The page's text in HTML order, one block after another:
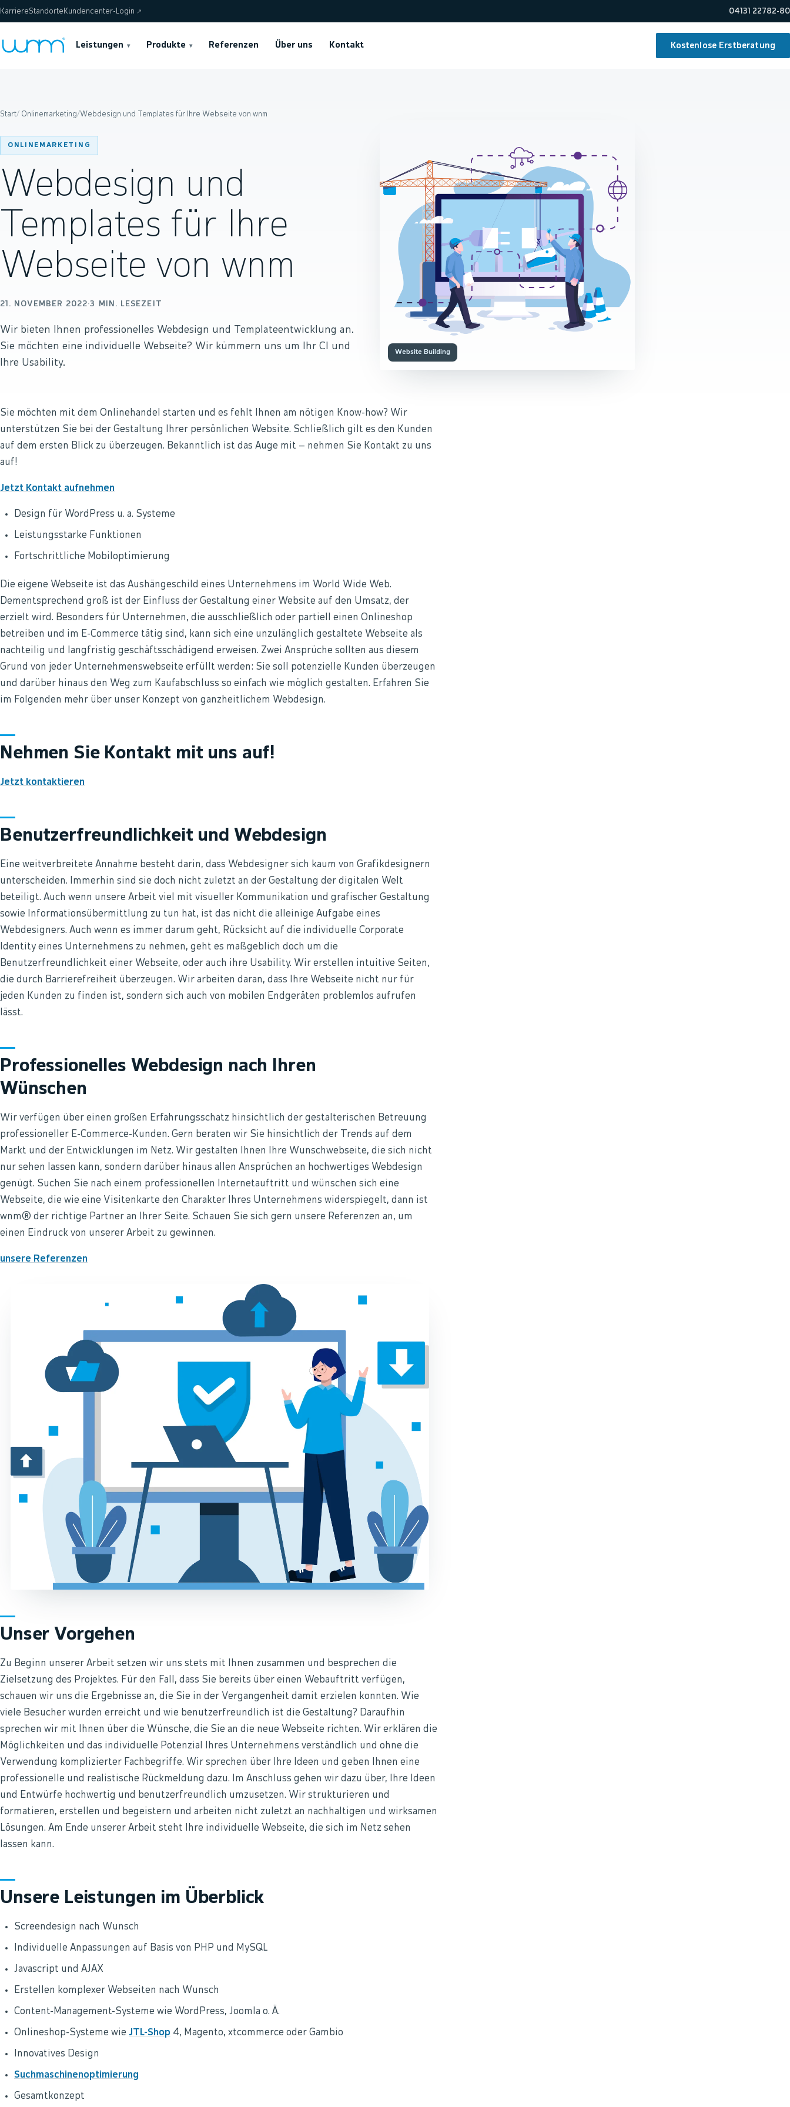
KarriereStandorte Kundencenter-Login ↗ 04131 22782-80
Leistungen ▾ Produkte ▾ Referenzen Über uns Kontakt Kostenlose Erstberatung
Start/ Onlinemarketing/Webdesign und Templates für Ihre Webseite von wnm
ONLINEMARKETING
Webdesign und
Templates für Ihre
Webseite von wnm
21. NOVEMBER 2022·3 MIN. LESEZEIT
Wir bieten Ihnen professionelles Webdesign und Templateentwicklung an.
Sie möchten eine individuelle Webseite? Wir kümmern uns um Ihr CI und
Ihre Usability.
Website Building
Sie möchten mit dem Onlinehandel starten und es fehlt Ihnen am nötigen Know-how? Wir
unterstützen Sie bei der Gestaltung Ihrer persönlichen Website. Schließlich gilt es den Kunden
auf dem ersten Blick zu überzeugen. Bekanntlich ist das Auge mit – nehmen Sie Kontakt zu uns
auf!
Jetzt Kontakt aufnehmen
Design für WordPress u. a. Systeme
Leistungsstarke Funktionen
Fortschrittliche Mobiloptimierung
Die eigene Webseite ist das Aushängeschild eines Unternehmens im World Wide Web.
Dementsprechend groß ist der Einfluss der Gestaltung einer Website auf den Umsatz, der
erzielt wird. Besonders für Unternehmen, die ausschließlich oder partiell einen Onlineshop
betreiben und im E-Commerce tätig sind, kann sich eine unzulänglich gestaltete Webseite als
nachteilig und langfristig geschäftsschädigend erweisen. Zwei Ansprüche sollten aus diesem
Grund von jeder Unternehmenswebseite erfüllt werden: Sie soll potenzielle Kunden überzeugen
und darüber hinaus den Weg zum Kaufabschluss so einfach wie möglich gestalten. Erfahren Sie
im Folgenden mehr über unser Konzept von ganzheitlichem Webdesign.
Nehmen Sie Kontakt mit uns auf!
Jetzt kontaktieren
Benutzerfreundlichkeit und Webdesign
Eine weitverbreitete Annahme besteht darin, dass Webdesigner sich kaum von Grafikdesignern
unterscheiden. Immerhin sind sie doch nicht zuletzt an der Gestaltung der digitalen Welt
beteiligt. Auch wenn unsere Arbeit viel mit visueller Kommunikation und grafischer Gestaltung
sowie Informationsübermittlung zu tun hat, ist das nicht die alleinige Aufgabe eines
Webdesigners. Auch wenn es immer darum geht, Rücksicht auf die individuelle Corporate
Identity eines Unternehmens zu nehmen, geht es maßgeblich doch um die
Benutzerfreundlichkeit einer Webseite, oder auch ihre Usability. Wir erstellen intuitive Seiten,
die durch Barrierefreiheit überzeugen. Wir arbeiten daran, dass Ihre Webseite nicht nur für
jeden Kunden zu finden ist, sondern sich auch von mobilen Endgeräten problemlos aufrufen
lässt.
Professionelles Webdesign nach Ihren
Wünschen
Wir verfügen über einen großen Erfahrungsschatz hinsichtlich der gestalterischen Betreuung
professioneller E-Commerce-Kunden. Gern beraten wir Sie hinsichtlich der Trends auf dem
Markt und der Entwicklungen im Netz. Wir gestalten Ihnen Ihre Wunschwebseite, die sich nicht
nur sehen lassen kann, sondern darüber hinaus allen Ansprüchen an hochwertiges Webdesign
genügt. Suchen Sie nach einem professionellen Internetauftritt und wünschen sich eine
Webseite, die wie eine Visitenkarte den Charakter Ihres Unternehmens widerspiegelt, dann ist
wnm® der richtige Partner an Ihrer Seite. Schauen Sie sich gern unsere Referenzen an, um
einen Eindruck von unserer Arbeit zu gewinnen.
unsere Referenzen
Unser Vorgehen
Zu Beginn unserer Arbeit setzen wir uns stets mit Ihnen zusammen und besprechen die
Zielsetzung des Projektes. Für den Fall, dass Sie bereits über einen Webauftritt verfügen,
schauen wir uns die Ergebnisse an, die Sie in der Vergangenheit damit erzielen konnten. Wie
viele Besucher wurden erreicht und wie benutzerfreundlich ist die Gestaltung? Daraufhin
sprechen wir mit Ihnen über die Wünsche, die Sie an die neue Webseite richten. Wir erklären die
Möglichkeiten und das individuelle Potenzial Ihres Unternehmens verständlich und ohne die
Verwendung komplizierter Fachbegriffe. Wir sprechen über Ihre Ideen und geben Ihnen eine
professionelle und realistische Rückmeldung dazu. Im Anschluss gehen wir dazu über, Ihre Ideen
und Entwürfe hochwertig und benutzerfreundlich umzusetzen. Wir strukturieren und
formatieren, erstellen und begeistern und arbeiten nicht zuletzt an nachhaltigen und wirksamen
Lösungen. Am Ende unserer Arbeit steht Ihre individuelle Webseite, die sich im Netz sehen
lassen kann.
Unsere Leistungen im Überblick
Screendesign nach Wunsch
Individuelle Anpassungen auf Basis von PHP und MySQL
Javascript und AJAX
Erstellen komplexer Webseiten nach Wunsch
Content-Management-Systeme wie WordPress, Joomla o. Ä.
Onlineshop-Systeme wie JTL-Shop 4, Magento, xtcommerce oder Gambio
Innovatives Design
Suchmaschinenoptimierung
Gesamtkonzept